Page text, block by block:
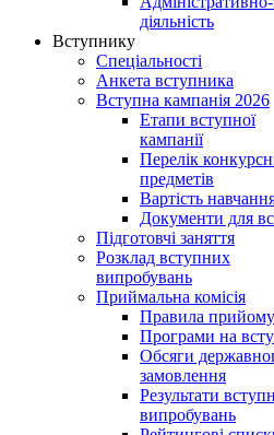
діяльність
Вступнику
Спеціальності
Анкета вступника
Вступна кампанія 2026
Етапи вступної
кампанії
Перелік
предметів
Вартість
Документи для
Підготовчі заняття
Розклад вступних
випробувань
Приймальна комісія
Правила прийому
Програми на
Обсяги
замовлення
Результати
випробувань